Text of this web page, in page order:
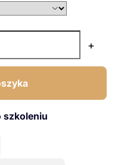
+
szkoleniu